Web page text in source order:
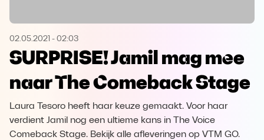
Microsoft Edge Download
Opera Download
02.05.2021 - 02:03
SURPRISE! Jamil mag mee
naar The Comeback Stage
Laura Tesoro heeft haar keuze gemaakt. Voor haar
verdient Jamil nog een ultieme kans in The Voice
Comeback Stage. Bekijk alle afleveringen op VTM GO.